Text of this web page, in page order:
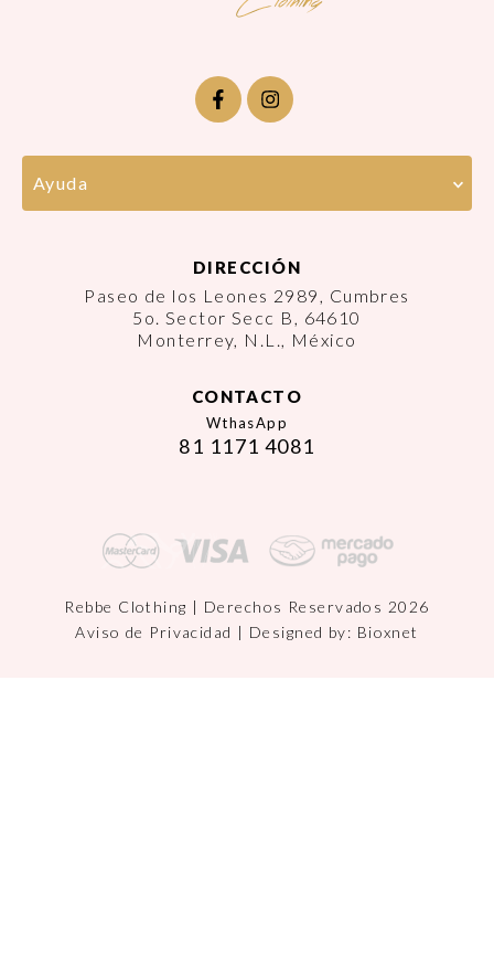
Ayuda
DIRECCIÓN
Paseo de los Leones 2989, Cumbres
5o. Sector Secc B, 64610
Monterrey, N.L., México
CONTACTO
WthasApp
81 1171 4081
Rebbe Clothing | Derechos Reservados 2026
Aviso de Privacidad | Designed by: Bioxnet